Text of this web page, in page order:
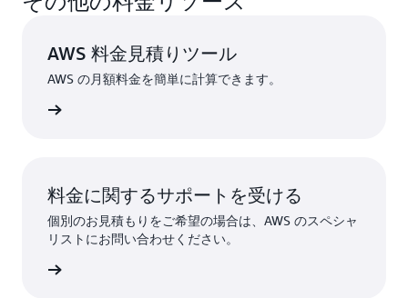
AWS 料金見積りツール
AWS の月額料金を簡単に計算できます。
料金に関するサポートを受ける
個別のお見積もりをご希望の場合は、AWS のスペシャ
リストにお問い合わせください。